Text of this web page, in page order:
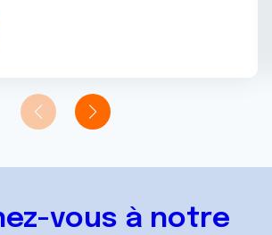
vous à notre